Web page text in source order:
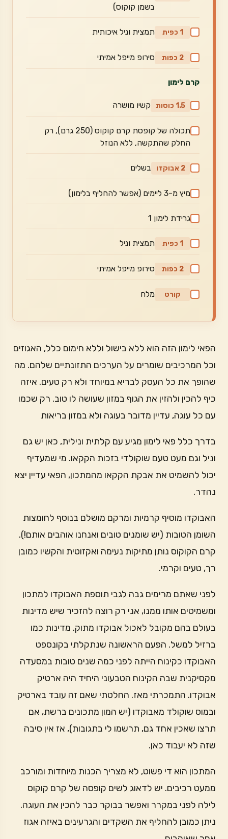
בשמן קוקוס)
1 כפית תמצית וניל איכותית
2 כפות סירופ מייפל אמיתי
קרם לימון
1.5 כוסות קשיו מושרה
תכולה של קופסת קרם קוקוס (250 גרם), רק
החלק שהתקשה, ללא הנוזל
2 אבוקדו בשלים
מיץ מ-3 ליימים (אפשר להחליף בלימון)
גרידת לימון 1
1 כפית תמצית וניל
2 כפות סירופ מייפל אמיתי
קורט מלח
הפאי לימון הזה הוא ללא בישול וללא חימום כלל, האגוזים
וכל המרכיבים שומרים על הערכים התזונתיים שלהם. מה
שהופך את כל העסק לבריא במיוחד ולא רק טעים. איזה
כיף להכין ולהזין את הגוף במזון שעושה לו טוב. רק שכמו
עם כל עוגה, עדיין מדובר בעוגה ולא במזון בריאות
בדרך כלל פאי לימון מגיע עם קלתית ונילית, כאן יש גם
וניל וגם מעט טעם שוקולדי בזכות הקקאו. מי שמעדיף
יכול להשמיט את אבקת הקקאו מהמתכון, הפאי עדיין יצא
נהדר.
האבוקדו מוסיף קרמיות ומרקם מושלם בנוסף לחומצות
השומן הטובות (יש שומנים טובים ואנחנו אוהבים אותם!).
קרם הקוקוס נותן מתיקות נעימה ואקזוטית והקשיו כמובן
רך, טעים וקרמי.
לפני שאתם מרימים גבה לגבי תוספת האבוקדו למתכון
ומשמיטים אותו ממנו, אני רק רוצה להזכיר שיש מדינות
בעולם בהם מקובל לאכול אבוקדו מתוק. מדינות כמו
ברזיל למשל. הפעם הראשונה שנתקלתי בקונספט
האבוקדו כקינוח הייתה לפני כמה שנים טובות במסעדה
מקסיקנית שבה הקינוח הטבעוני היחיד היה ארטיק
אבוקדו. התמכרתי מאז. החלטתי שאם זה עובד בארטיק
ובמוס שוקולד מאבוקדו (יש המון מתכונים ברשת, אם
תרצו שאכין אחד גם, תרשמו לי בתגובות), אז אין סיבה
שזה לא יעבוד כאן.
המתכון הוא די פשוט, לא מצריך הכנות מיוחדות ומורכב
ממעט רכיבים. יש לדאוג לשים קופסה של קרם קוקוס
לילה לפני במקרר ואפשר בבוקר כבר להכין את העוגה.
ניתן כמובן להחליף את השקדים והגרעינים באיזה אגוז